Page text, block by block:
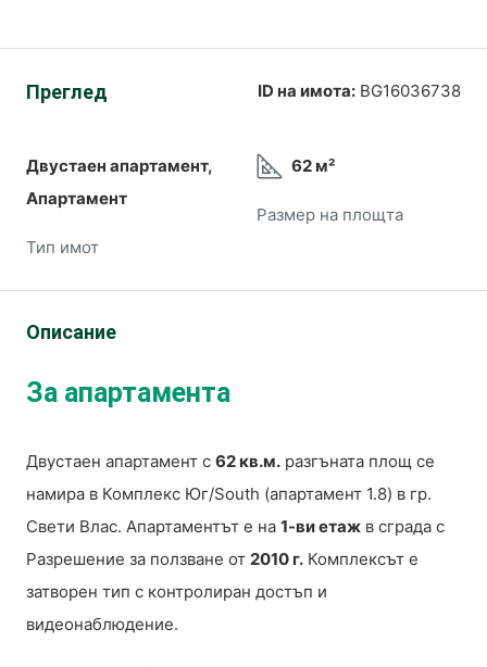
Преглед ID на имота: BG16036738
Двустаен апартамент,
Апартамент
Тип имот
62 м²
Размер на площта
Описание
За апартамента
Двустаен апартамент с 62 кв.м. разгъната площ се
намира в Комплекс Юг/South (апартамент 1.8) в гр.
Свети Влас. Апартаментът е на 1-ви етаж в сграда с
Разрешение за ползване от 2010 г. Комплексът е
затворен тип с контролиран достъп и
видеонаблюдение.